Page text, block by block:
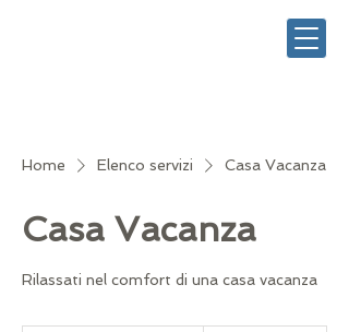
Home Elenco servizi Casa Vacanza
Casa Vacanza
Rilassati nel comfort di una casa vacanza